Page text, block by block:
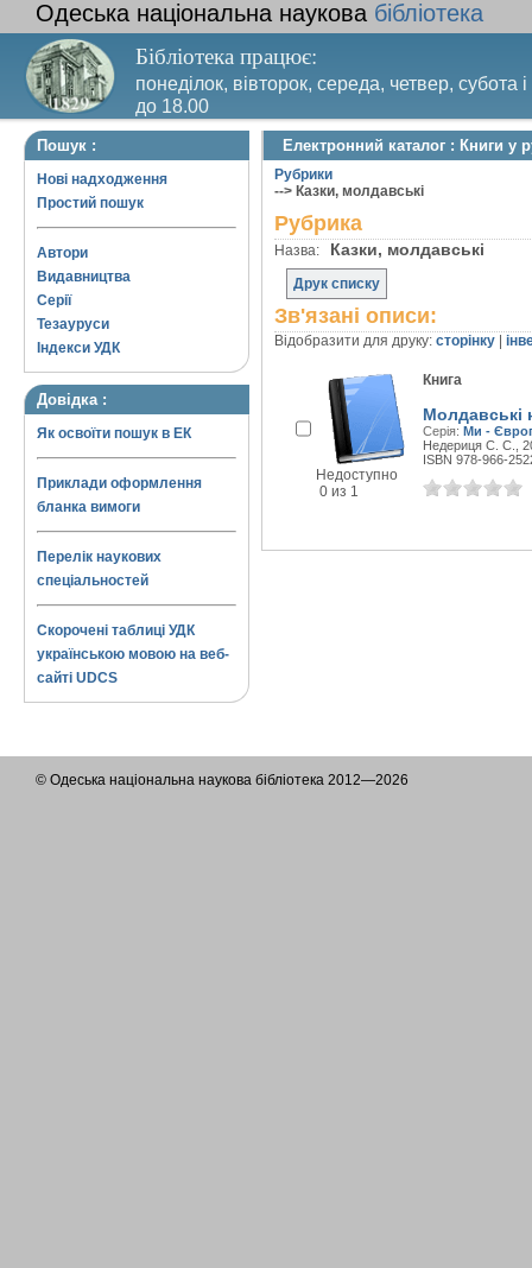
Одеська національна наукова бібліотека
Бібліотека працює:
понеділок, вівторок, середа, четвер, субота
до 18.00
Вихідний день – п’ятниця. Останній четвер
Пошук :
Нові надходження
Простий пошук
Автори
Видавництва
Серії
Тезауруси
Індекси УДК
Довідка :
Як освоїти пошук в ЕК
Приклади оформлення
бланка вимоги
Перелік наукових
спеціальностей
Скорочені таблиці УДК
українською мовою на веб-
сайті UDCS
Електронний каталог : Книги у
Рубрики
--> Казки, молдавські
Рубрика
Назва: Казки, молдавські
Друк списку
Зв'язані описи:
Відобразити для друку: сторінку
Недоступно
0 из 1
Книга
Молдавські
Серія: Ми -
Недериця С. С.,
ISBN 978-966-
© Одеська національна наукова бібліотека 2012—2026